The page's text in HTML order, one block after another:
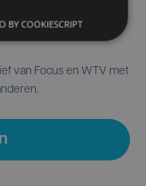
van Focus en WTV met
BY COOKIESCRIPT